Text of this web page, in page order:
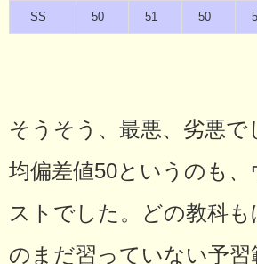
SS 50 51 50
そうそう、最悪、劣悪
均偏差値50というのも
ストでした。どの教科
のまだ習っていない予